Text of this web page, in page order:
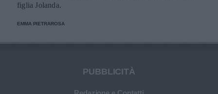
figlia Jolanda.
EMMA PIETRAROSA
PUBBLICITÀ